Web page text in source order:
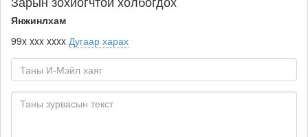
Янжинлхам
99x xxx xxxx Дугаар харах